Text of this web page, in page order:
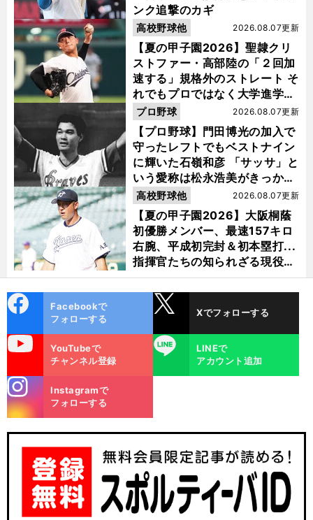
ンク追撃のカギ
【夏の甲子園2026】聖隷クリ
ストファー・高部陸の「２回加
速する」規格外のストレート そ
れでもプロではなく大学進学を
選ぶ理由
2026.08.07更新
高校野球他
【プロ野球】門田博光の加入で
守ったレフトでもベストナイン
に輝いた石嶺和彦 「サッサ」と
いう愛称は松永浩美がきっか
け？
2026.08.07更新
プロ野球
【夏の甲子園2026】大阪桐蔭
初優勝メンバー、最速157キロ
右腕、平成初完封＆初本塁打...
指揮官たちの知られざる現役時
代
2026.08.07更新
高校野球他
ok
Facebookで
フォローする
Xでフォローする
YouTubeで
チャンネル登録
LINE
LINEで
アカウント追加
m
Instagramで
フォローする